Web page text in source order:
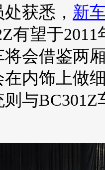
获悉， 新
有望于2011
将会借鉴两
内饰上做
则与BC301Z